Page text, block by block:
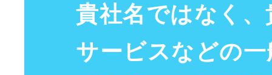
貴社名ではなく
サービスなどの